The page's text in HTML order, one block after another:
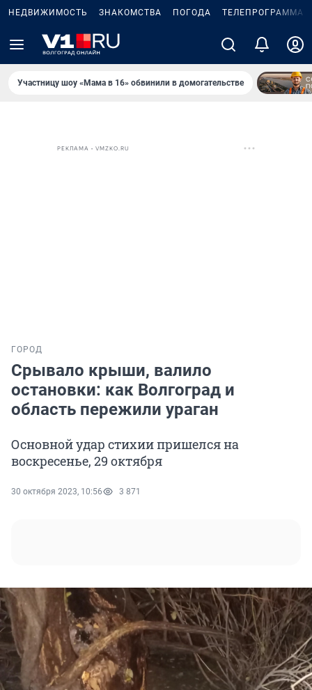
НЕДВИЖИМОСТЬ ЗНАКОМСТВА ПОГОДА ТЕЛЕПРОГРАММА
Участницу шоу «Мама в 16» обвинили в домогательстве
РЕКЛАМА • VMZKO.RU
ГОРОД
Срывало крыши, валило
остановки: как Волгоград и
область пережили ураган
Основной удар стихии пришелся на
воскресенье, 29 октября
30 октября 2023, 10:56 3 871